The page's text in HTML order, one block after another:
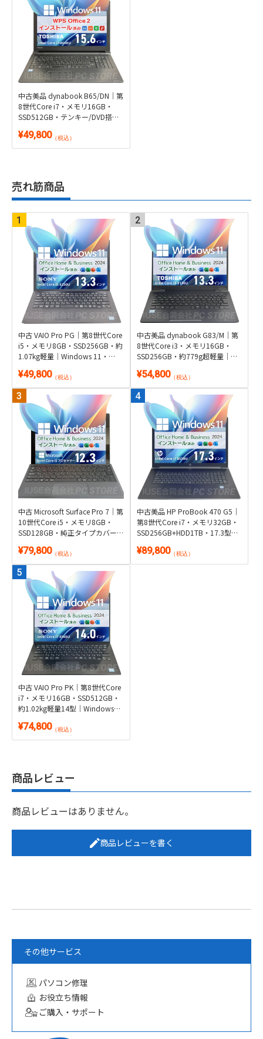
その他サービス
パソコン修理
お役立ち情報
ご購入・サポート
中古美品 dynabook B65/DN｜第
8世代Core i7・メモリ16GB・
SSD512GB・テンキー/DVD搭載
き
¥49,800（税込）
売れ筋商品
中古 VAIO Pro PG｜第8世代Core
i5・メモリ8GB・SSD256GB・約
1.07kg軽量｜Windows 11・
¥49,800（税込）
中古美品 dynabook G83/M｜第
8世代Core i3・メモリ16GB・
SSD256GB・約779g超軽量｜
2024付き
¥54,800（税込）
中古 Microsoft Surface Pro 7｜第
10世代Core i5・メモリ8GB・
SSD128GB・純正タイプカバー
Microsoft Office 2024付き・タブ
レット
¥79,800（税込）
中古美品 HP ProBook 470 G5｜
第8世代Core i7・メモリ32GB・
SSD256GB+HDD1TB・17.3型
Microsoft Office 2024付き
¥89,800（税込）
中古 VAIO Pro PK｜第8世代Core
i7・メモリ16GB・SSD512GB・
約1.02kg軽量14型｜Windows
¥74,800（税込）
商品レビュー
商品レビューはありません。
商品レビューを書く